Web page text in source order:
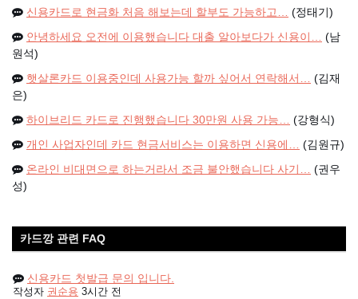
신용카드로 현금화 처음 해보는데 할부도 가능하고… (정태기)
안녕하세요 오전에 이용했습니다 대출 알아보다가 신용이… (남
원석)
햇살론카드 이용중인데 사용가능 할까 싶어서 연락해서… (김재
은)
하이브리드 카드로 진행했습니다 30만원 사용 가능… (강형식)
개인 사업자인데 카드 현금서비스는 이용하면 신용에… (김원규)
온라인 비대면으로 하는거라서 조금 불안했습니다 사기… (권우
성)
카드깡 관련 FAQ
신용카드 첫발급 문의 입니다.
작성자 권순용 3시간 전